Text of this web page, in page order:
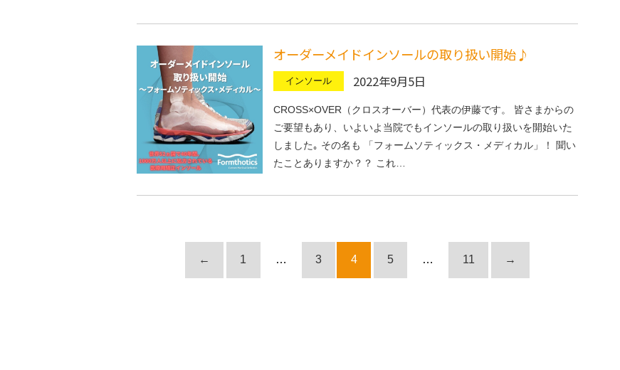
オーダーメイドインソールの取り扱い開始♪
インソール 2022年9月5日
CROSS×OVER（クロスオーバー）代表の伊藤です。 皆さまからの
ご要望もあり、いよいよ当院でもインソールの取り扱いを開始いた
しました｡ その名も 「フォームソティックス・メディカル」！ 聞い
たことありますか？？ これ…
← 1 … 3 4 5 … 11 →